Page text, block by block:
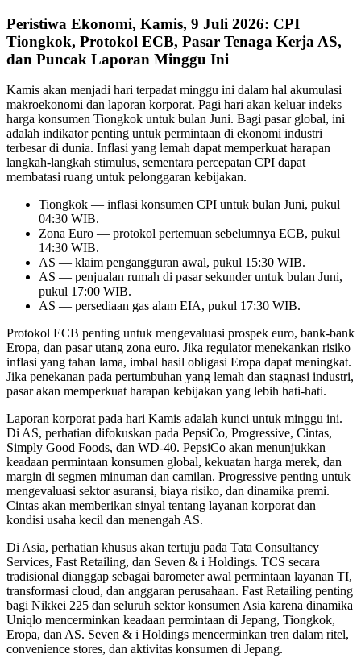
Peristiwa Ekonomi, Kamis, 9 Juli 2026: CPI
Tiongkok, Protokol ECB, Pasar Tenaga Kerja AS,
dan Puncak Laporan Minggu Ini
Kamis akan menjadi hari terpadat minggu ini dalam hal akumulasi
makroekonomi dan laporan korporat. Pagi hari akan keluar indeks
harga konsumen Tiongkok untuk bulan Juni. Bagi pasar global, ini
adalah indikator penting untuk permintaan di ekonomi industri
terbesar di dunia. Inflasi yang lemah dapat memperkuat harapan
langkah-langkah stimulus, sementara percepatan CPI dapat
membatasi ruang untuk pelonggaran kebijakan.
Tiongkok — inflasi konsumen CPI untuk bulan Juni, pukul
04:30 WIB.
Zona Euro — protokol pertemuan sebelumnya ECB, pukul
14:30 WIB.
AS — klaim pengangguran awal, pukul 15:30 WIB.
AS — penjualan rumah di pasar sekunder untuk bulan Juni,
pukul 17:00 WIB.
AS — persediaan gas alam EIA, pukul 17:30 WIB.
Protokol ECB penting untuk mengevaluasi prospek euro, bank-bank
Eropa, dan pasar utang zona euro. Jika regulator menekankan risiko
inflasi yang tahan lama, imbal hasil obligasi Eropa dapat meningkat.
Jika penekanan pada pertumbuhan yang lemah dan stagnasi industri,
pasar akan memperkuat harapan kebijakan yang lebih hati-hati.
Laporan korporat pada hari Kamis adalah kunci untuk minggu ini.
Di AS, perhatian difokuskan pada PepsiCo, Progressive, Cintas,
Simply Good Foods, dan WD-40. PepsiCo akan menunjukkan
keadaan permintaan konsumen global, kekuatan harga merek, dan
margin di segmen minuman dan camilan. Progressive penting untuk
mengevaluasi sektor asuransi, biaya risiko, dan dinamika premi.
Cintas akan memberikan sinyal tentang layanan korporat dan
kondisi usaha kecil dan menengah AS.
Di Asia, perhatian khusus akan tertuju pada Tata Consultancy
Services, Fast Retailing, dan Seven & i Holdings. TCS secara
tradisional dianggap sebagai barometer awal permintaan layanan TI,
transformasi cloud, dan anggaran perusahaan. Fast Retailing penting
bagi Nikkei 225 dan seluruh sektor konsumen Asia karena dinamika
Uniqlo mencerminkan keadaan permintaan di Jepang, Tiongkok,
Eropa, dan AS. Seven & i Holdings mencerminkan tren dalam ritel,
convenience stores, dan aktivitas konsumen di Jepang.